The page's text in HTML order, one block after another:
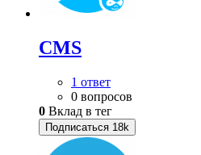
CMS
1 ответ
0 вопросов
0 Вклад в тег
Подписаться 18k